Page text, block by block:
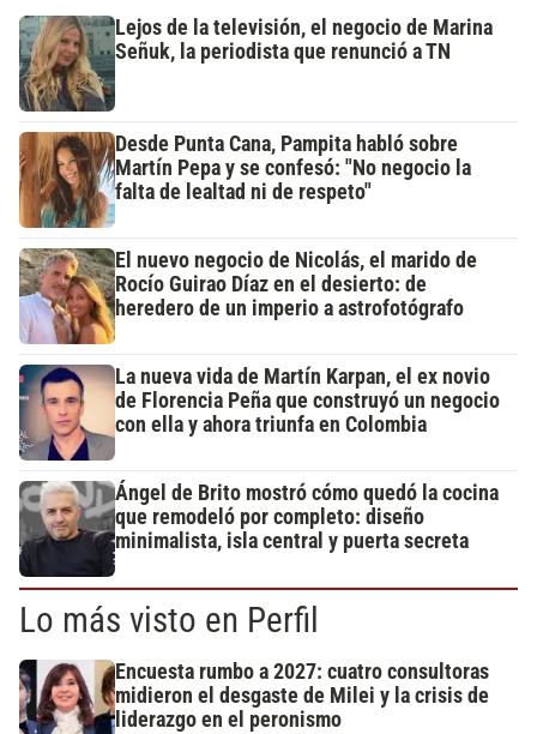
Lejos de la televisión, el negocio de Marina
Señuk, la periodista que renunció a TN
Desde Punta Cana, Pampita habló sobre
Martín Pepa y se confesó: "No negocio la
falta de lealtad ni de respeto"
El nuevo negocio de Nicolás, el marido de
Rocío Guirao Díaz en el desierto: de
heredero de un imperio a astrofotógrafo
La nueva vida de Martín Karpan, el ex novio
de Florencia Peña que construyó un negocio
con ella y ahora triunfa en Colombia
Ángel de Brito mostró cómo quedó la cocina
que remodeló por completo: diseño
minimalista, isla central y puerta secreta
Lo más visto en Perfil
Encuesta rumbo a 2027: cuatro consultoras
midieron el desgaste de Milei y la crisis de
liderazgo en el peronismo